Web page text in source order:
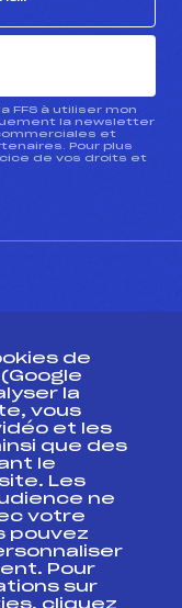
FFS à utiliser mon
la newsletter
et
Pour plus
de vos droits et
Suivi
de
la
vous
et les
que des
le
Les
ne
votre
pouvez
Pour
sur
cliquez